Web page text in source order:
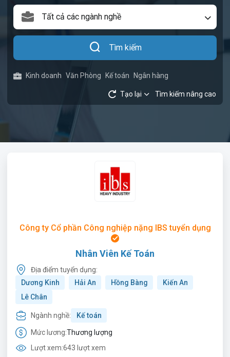
Tất cả các ngành nghề
Tìm kiếm
Kinh doanh Văn Phòng Kế toán Ngân hàng
Tạo lại Tìm kiếm nâng cao
Công ty Cổ phần Công nghiệp nặng IBS tuyển dụng
Nhân Viên Kế Toán
Địa điểm tuyển dụng:
Dương Kinh
Hải An Hồng Bàng
Kiến An
Lê Chân
Ngành nghề: Kế toán
Mức lương:Thương lượng
Lượt xem:643 lượt xem